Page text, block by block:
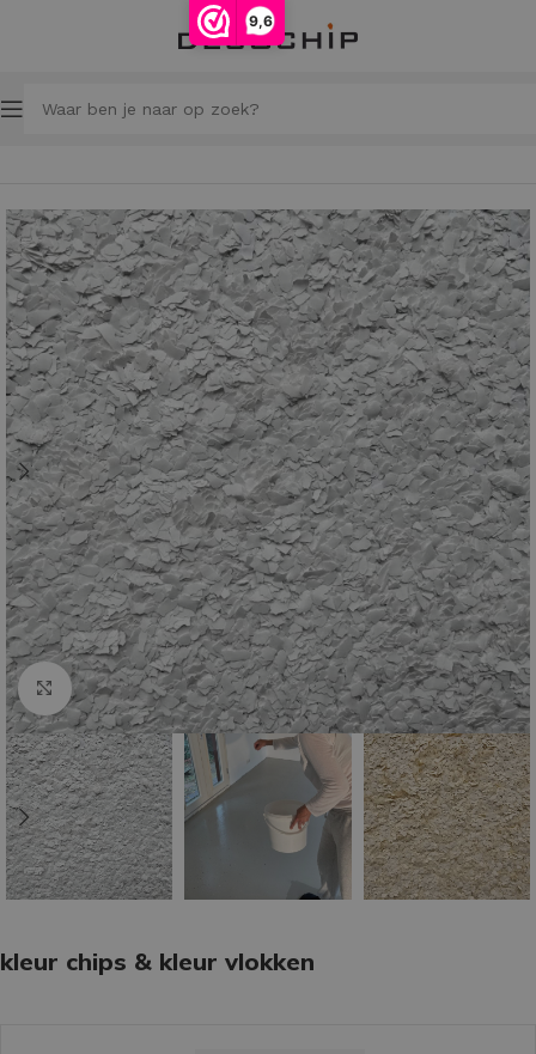
9,6
Klik om te vergroten
kleur chips & kleur vlokken